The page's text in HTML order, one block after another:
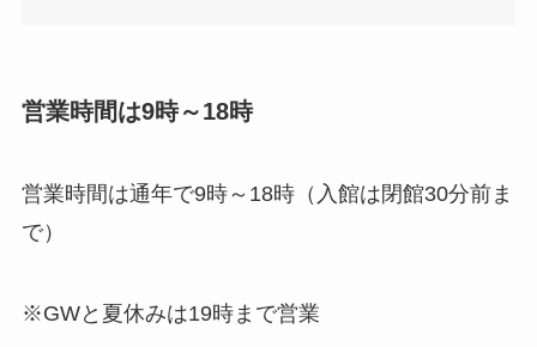
営業時間は9時～18時
営業時間は通年で9時～18時（入館は閉館30分前ま
で）
※GWと夏休みは19時まで営業